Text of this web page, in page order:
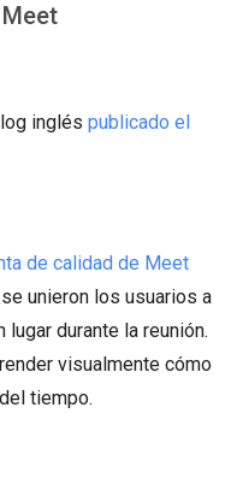
inglés publicado el
de calidad de Meet
unieron los usuarios a
durante la reunión.
visualmente cómo
tiempo.